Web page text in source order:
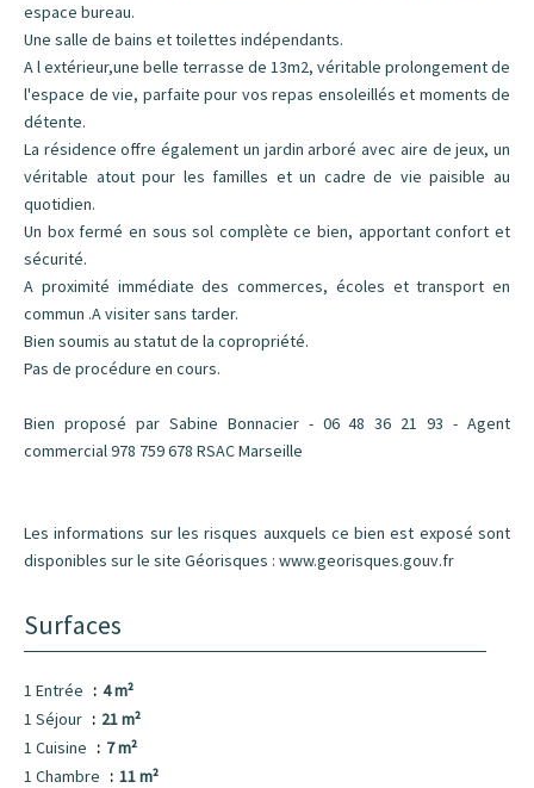
espace bureau.
Une salle de bains et toilettes indépendants.
A l extérieur,une belle terrasse de 13m2, véritable prolongement de
l'espace de vie, parfaite pour vos repas ensoleillés et moments de
détente.
La résidence offre également un jardin arboré avec aire de jeux, un
véritable atout pour les familles et un cadre de vie paisible au
quotidien.
Un box fermé en sous sol complète ce bien, apportant confort et
sécurité.
A proximité immédiate des commerces, écoles et transport en
commun .A visiter sans tarder.
Bien soumis au statut de la copropriété.
Pas de procédure en cours.
Bien proposé par Sabine Bonnacier - 06 48 36 21 93 - Agent
commercial 978 759 678 RSAC Marseille
Les informations sur les risques auxquels ce bien est exposé sont
disponibles sur le site Géorisques : www.georisques.gouv.fr
Surfaces
1 Entrée
4 m²
1 Séjour
21 m²
1 Cuisine
7 m²
1 Chambre
11 m²